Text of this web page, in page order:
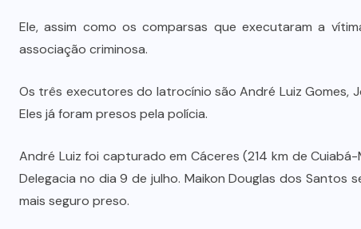
Ele, assim como os comparsas que executaram a
associação criminosa.
Os três executores do latrocínio são André Luiz Gomes,
Eles já foram presos pela polícia.
André Luiz foi capturado em Cáceres (214 km de
Delegacia no dia 9 de julho. Maikon Douglas dos Santos
mais seguro preso.